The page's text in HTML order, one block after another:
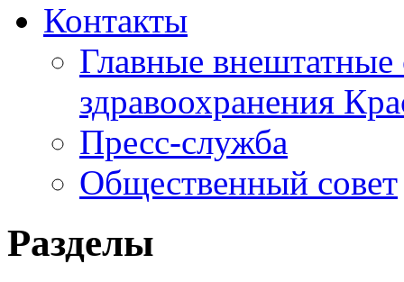
Контакты
Главные внештатные
здравоохранения
Пресс-служба
Общественный совет
Разделы